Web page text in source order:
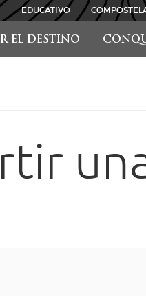
EL DESTINO
EDUCATIVO